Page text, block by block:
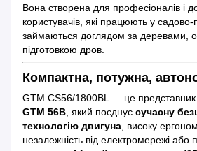
Вона створена для професіоналів і
користувачів, які працюють у садово-
займаються доглядом за деревами,
підготовкою дров.
Компактна, потужна,
GTM CS56/1800BL — це представник
GTM 56В , який поєднує сучасну
технологію двигуна , високу
незалежність від електромережі або